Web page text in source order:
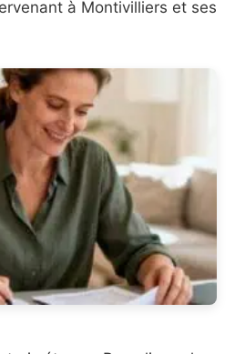
à Montivilliers et ses